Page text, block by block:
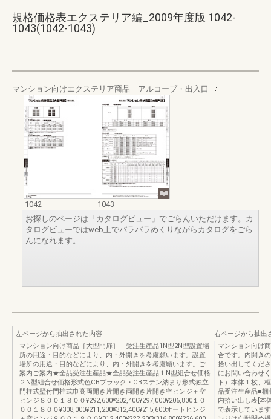
規格価格表エクステリア編_2009年度版 1042-
1043(1042-1043)
マンション向けエクステリア商品 アルコーブ・出入口
1042
1043
お探しのページは「カタログビュー」でごらんいただけます。カ
タログビューではweb上でパラパラめくりながらカタログをごら
んになれます。
左ページから抽出された内容
マンション向け商品［大型門扉］ 受注生産品1N型2N型設置場
所の用途・目的などにより、内・外開きを考慮願います。設置
場所の用途・目的などにより、内・外開きを考慮願います。ご
案内ご案内★全品受注生産品★全品受注生産品１N型組合せ価格
２N型組合せ価格形式色CBブラック・CBステン納まり形式独立
門柱式壁付門柱式巾高両開き片開き両開き片開き空ヒンジ＋空
ヒンジ８００１８００¥292,600¥202,400¥297,000¥206,800１０
００１８００¥308,000¥211,200¥312,400¥215,600オートヒンジ
右ページから抽出
マンション向け
合です。内開き
拾い出してくだ
にお問い合わせ
ト）本体１枚
品受注生産品■
内拾い出し表[本
で表示していま